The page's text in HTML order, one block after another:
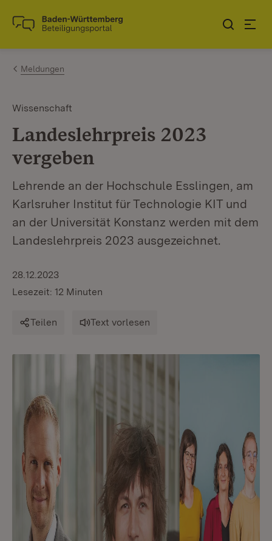
Zum Inhalt springen
Link zur Startseite
Meldungen
Wissenschaft
Landeslehrpreis 2023
vergeben
Lehrende an der Hochschule Esslingen, am
Karlsruher Institut für Technologie KIT und
an der Universität Konstanz werden mit dem
Landeslehrpreis 2023 ausgezeichnet.
28.12.2023
Lesezeit: 12 Minuten
Teilen Text vorlesen